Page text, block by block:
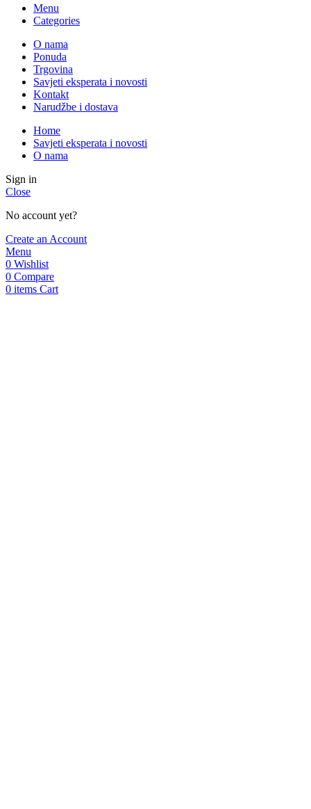
Menu
Categories
O nama
Ponuda
Trgovina
Savjeti eksperata i novosti
Kontakt
Narudžbe i dostava
Home
Savjeti eksperata i novosti
O nama
Sign in
Close
No account yet?
Create an Account
Menu
0 Wishlist
0 Compare
0 items Cart